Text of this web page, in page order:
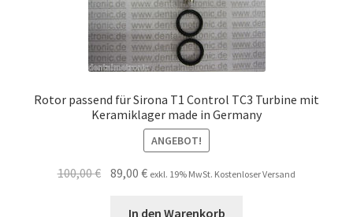
Rotor passend für Sirona T1 Control TC3 Turbine mit
Keramiklager made in Germany
ANGEBOT!
100,00€ Ursprünglicher
89,00€Aktueller
ist:
exkl. 19% MwSt. Kostenloser Versand
In den Warenkorb